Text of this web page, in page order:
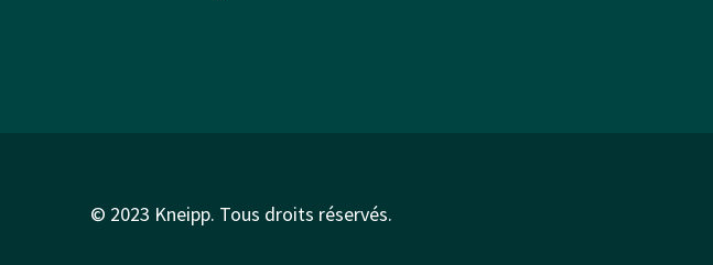
© 2023 Kneipp. Tous droits réservés.